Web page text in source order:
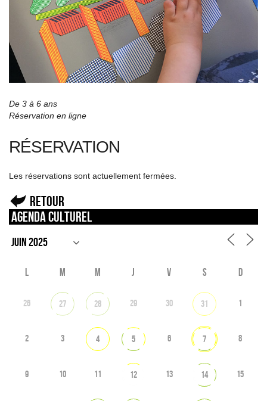
De 3 à 6 ans
Réservation en ligne
RÉSERVATION
Les réservations sont actuellement fermées.
Retour
Agenda culturel
L M M J V S D
26 27 28 29 30 31 1
2 3 4 5 6 7 8
9 10 11 12 13 14 15